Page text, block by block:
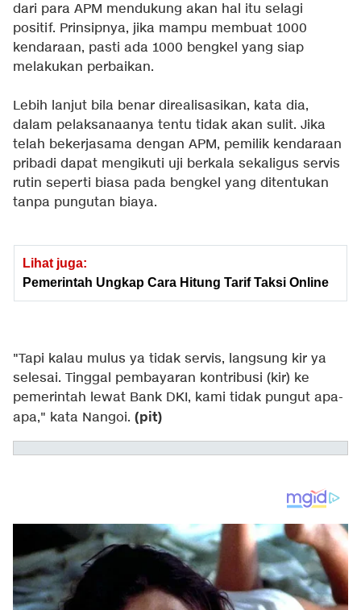
dari para APM mendukung akan hal itu selagi
positif. Prinsipnya, jika mampu membuat 1000
kendaraan, pasti ada 1000 bengkel yang siap
melakukan perbaikan.
Lebih lanjut bila benar direalisasikan, kata dia,
dalam pelaksanaanya tentu tidak akan sulit. Jika
telah bekerjasama dengan APM, pemilik kendaraan
pribadi dapat mengikuti uji berkala sekaligus servis
rutin seperti biasa pada bengkel yang ditentukan
tanpa pungutan biaya.
Lihat juga:
Pemerintah Ungkap Cara Hitung Tarif Taksi Online
"Tapi kalau mulus ya tidak servis, langsung kir ya
selesai. Tinggal pembayaran kontribusi (kir) ke
pemerintah lewat Bank DKI, kami tidak pungut apa-
apa," kata Nangoi. (pit)